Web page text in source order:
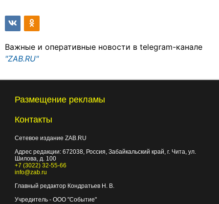
Важные и оперативные новости в telegram-канале
"ZAB.RU"
Размещение рекламы
Контакты
Сетевое издание ZAB.RU
Адрес редакции: 672038, Россия, Забайкальский край, г. Чита, ул.
Шилова, д. 100
+7 (3022) 32-55-66
info@zab.ru
Главный редактор Кондратьев Н. В.
Учредитель - ООО "Событие"